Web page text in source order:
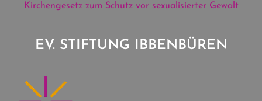
Kirchengesetz zum Schutz vor sexualisierter Gewalt
EV. STIFTUNG IBBENBÜREN